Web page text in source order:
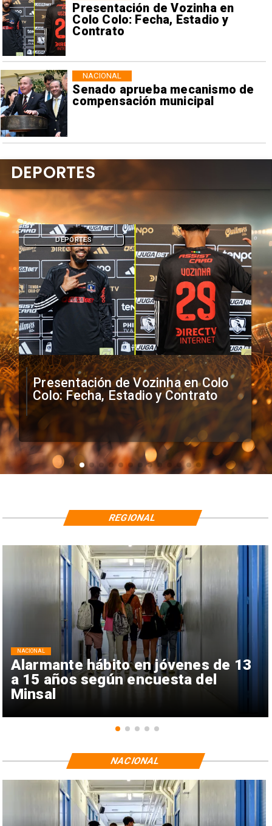
Presentación de Vozinha en
Colo Colo: Fecha, Estadio y
Contrato
Senado aprueba mecanismo de
compensación municipal
NACIONAL
Presentación de Vozinha en Colo
Colo: Fecha, Estadio y Contrato
DEPORTES
DEPORTES
Alarmante hábito en jóvenes de 13
a 15 años según encuesta del
Minsal
NACIONAL
REGIONAL
NACIONAL